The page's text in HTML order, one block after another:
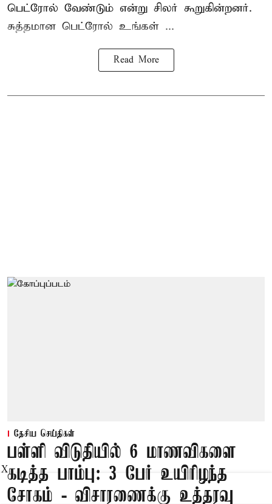
பெட்ரோல் வேண்டும் என்று சிலர் கூறுகின்றனர்.
சுத்தமான பெட்ரோல் உங்கள் ...
Read More
தேசிய செய்திகள்
பள்ளி விடுதியில் 6 மாணவிகளை
கடித்த பாம்பு: 3 பேர் உயிரிழந்த
சோகம் - விசாரணைக்கு உத்தரவு
X